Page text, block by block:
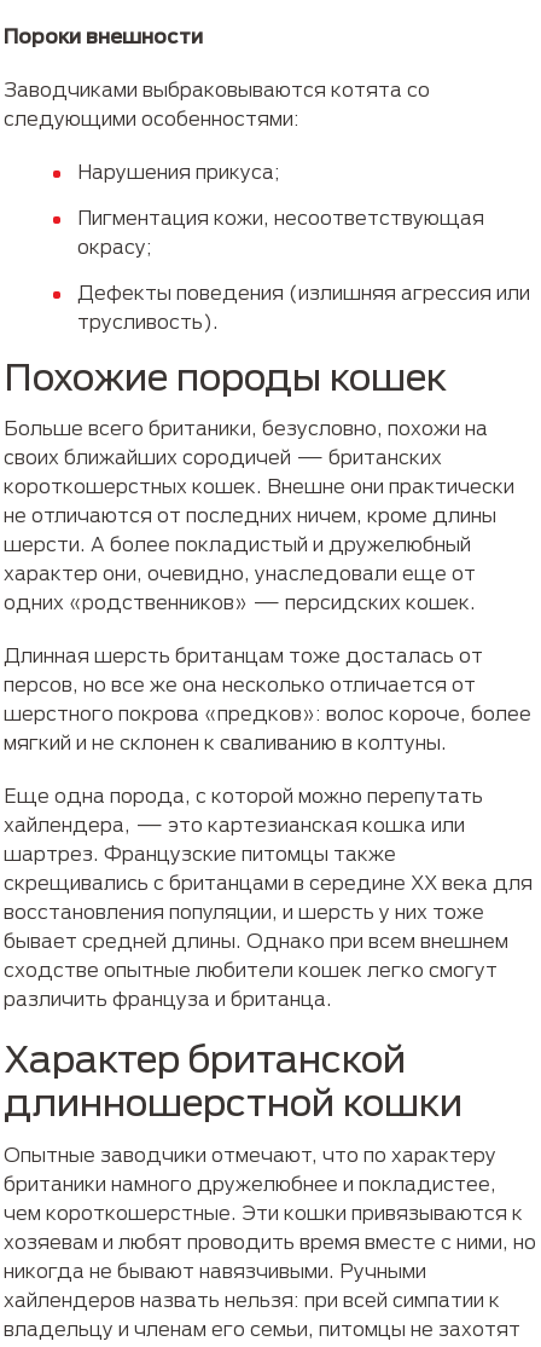
Пороки внешности
Заводчиками выбраковываются котята со
следующими особенностями:
Нарушения прикуса;
Пигментация кожи, несоответствующая
окрасу;
Дефекты поведения (излишняя агрессия или
трусливость).
Похожие породы кошек
Больше всего британики, безусловно, похожи на
своих ближайших сородичей — британских
короткошерстных кошек. Внешне они практически
не отличаются от последних ничем, кроме длины
шерсти. А более покладистый и дружелюбный
характер они, очевидно, унаследовали еще от
одних «родственников» — персидских кошек.
Длинная шерсть британцам тоже досталась от
персов, но все же она несколько отличается от
шерстного покрова «предков»: волос короче, более
мягкий и не склонен к сваливанию в колтуны.
Еще одна порода, с которой можно перепутать
хайлендера, — это картезианская кошка или
шартрез. Французские питомцы также
скрещивались с британцами в середине ХХ века для
восстановления популяции, и шерсть у них тоже
бывает средней длины. Однако при всем внешнем
сходстве опытные любители кошек легко смогут
различить француза и британца.
Характер британской
длинношерстной кошки
Опытные заводчики отмечают, что по характеру
британики намного дружелюбнее и покладистее,
чем короткошерстные. Эти кошки привязываются к
хозяевам и любят проводить время вместе с ними, но
никогда не бывают навязчивыми. Ручными
хайлендеров назвать нельзя: при всей симпатии к
владельцу и членам его семьи, питомцы не захотят